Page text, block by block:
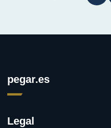
pegar.es
Legal